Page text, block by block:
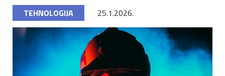
TEHNOLOGIJA 25.1.2026.